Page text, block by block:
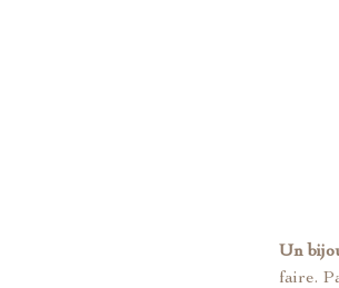
Un
faire.